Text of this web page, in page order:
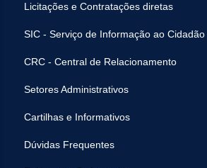
Licitações e Contratações diretas
SIC - Serviço de Informação ao Cidadão
CRC - Central de Relacionamento
Setores Administrativos
Cartilhas e Informativos
Dúvidas Frequentes